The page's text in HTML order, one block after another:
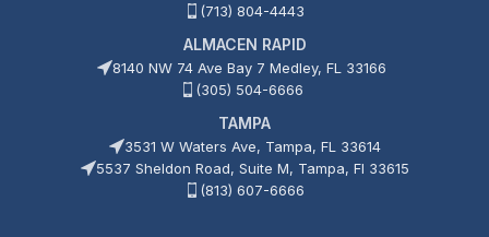
(713) 804-4443
ALMACEN RAPID
8140 NW 74 Ave Bay 7 Medley, FL 33166
(305) 504-6666
TAMPA
3531 W Waters Ave, Tampa, FL 33614
5537 Sheldon Road, Suite M, Tampa, Fl 33615
(813) 607-6666